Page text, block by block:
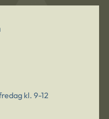
kl. 9-12